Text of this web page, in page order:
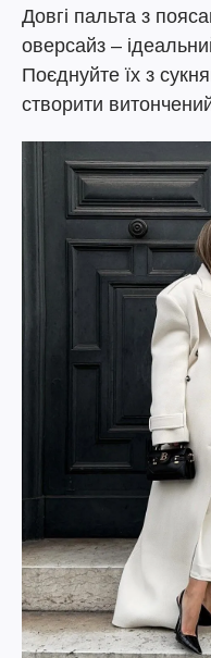
Довгі пальта з
оверсайз –
Поєднуйте їх з
створити